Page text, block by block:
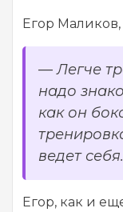
Егор
—Легче
надо
как он
ведет себя.
Егор, как и